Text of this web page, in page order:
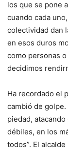
los que se pone
cuando cada
colectividad dan
en esos duros
como personas
decidimos
Ha recordado el
cambió de
piedad,
débiles, en los
todos”. El